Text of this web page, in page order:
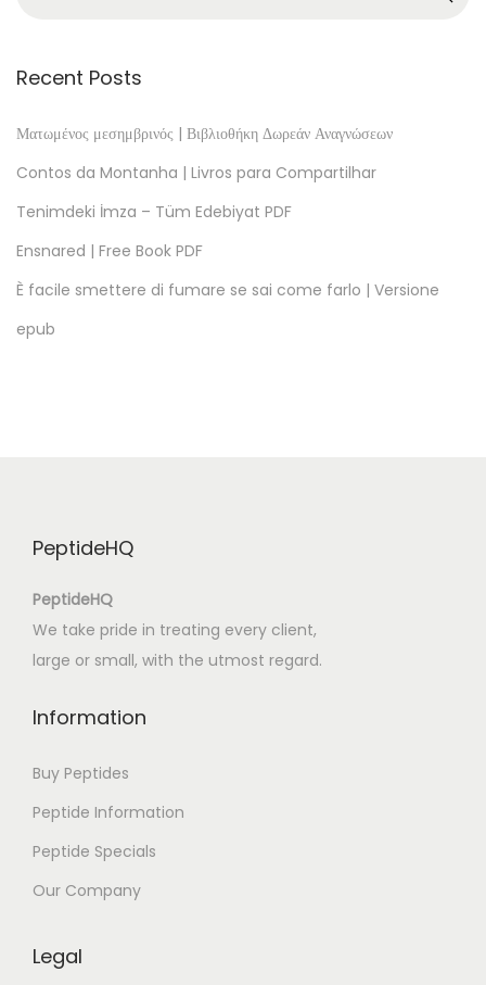
t
g
t
i
n
C
Recent Posts
Ματωμένος μεσημβρινός | Βιβλιοθήκη Δωρεάν Αναγνώσεων
Contos da Montanha | Livros para Compartilhar
Tenimdeki İmza – Tüm Edebiyat PDF
Ensnared | Free Book PDF
È facile smettere di fumare se sai come farlo | Versione
epub
PeptideHQ
PeptideHQ
We take pride in treating every client,
large or small, with the utmost regard.
Information
Buy Peptides
Peptide Information
Peptide Specials
Our Company
Legal